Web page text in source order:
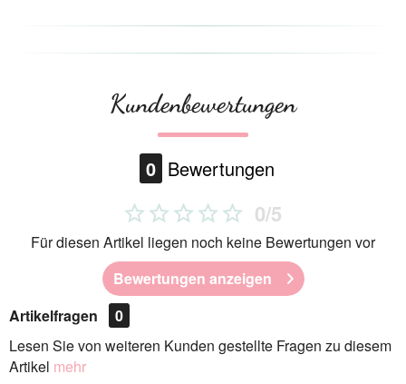
Kundenbewertungen
0 Bewertungen
0/5
Für diesen Artikel liegen noch keine Bewertungen vor
Bewertungen anzeigen
Artikelfragen
0
Lesen Sie von weiteren Kunden gestellte Fragen zu diesem
Artikel mehr